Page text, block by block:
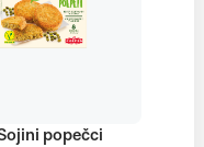
popečci